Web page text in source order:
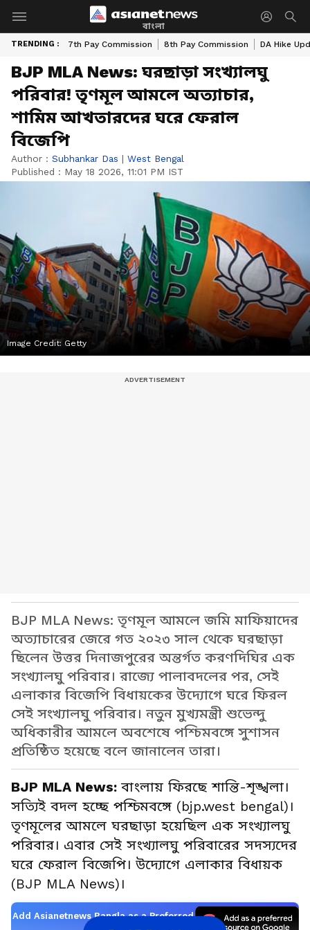
বাংলা
TRENDING : 7th Pay Commission 8th Pay Commission DA Hike
BJP MLA News: ঘরছাড়া সংখ্যালঘু
পরিবার! তৃণমূল আমলে অত্যাচার,
শামিম আখতারদের ঘরে ফেরাল
বিজেপি
Author : Subhankar Das | West Bengal
Published : May 18 2026, 11:01 PM IST
Image Credit: Getty
BJP MLA News: তৃণমূল আমলে জমি মাফিয়াদের
অত্যাচারের জেরে গত ২০২৩ সাল থেকে ঘরছাড়া
ছিলেন উত্তর দিনাজপুরের অন্তর্গত করণদিঘির এক
সংখ্যালঘু পরিবার। রাজ্যে পালাবদলের পর, সেই
এলাকার বিজেপি বিধায়কের উদ্যোগে ঘরে ফিরল
সেই সংখ্যালঘু পরিবার। নতুন মুখ্যমন্ত্রী শুভেন্দু
অধিকারীর আমলে অবশেষে পশ্চিমবঙ্গে সুশাসন
প্রতিষ্ঠিত হয়েছে বলে জানালেন তারা।
BJP MLA News: বাংলায় ফিরছে শান্তি-শৃঙ্খলা।
সত্যিই বদল হচ্ছে পশ্চিমবঙ্গে (bjp.west bengal)।
তৃণমূলের আমলে ঘরছাড়া হয়েছিল এক সংখ্যালঘু
পরিবার। এবার সেই সংখ্যালঘু পরিবারের সদস্যদের
ঘরে ফেরাল বিজেপি। উদ্যোগে এলাকার বিধায়ক
(BJP MLA News)।
Add Asianetnews Bangla as a Preferred